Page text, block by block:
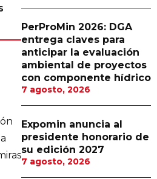
PerProMin 2026: DGA
entrega claves para
anticipar la evaluación
ambiental de proyectos
con componente hídrico
7 agosto, 2026
Expomin anuncia al
presidente honorario de
su edición 2027
7 agosto, 2026